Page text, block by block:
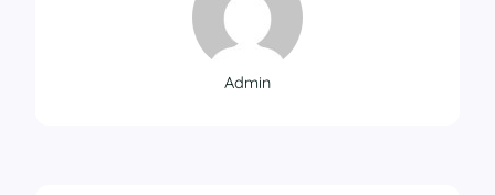
Admin